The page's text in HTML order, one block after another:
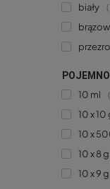
biały
10 ml
10 x 10
10 x
10 x 8 g
10 x 9 g